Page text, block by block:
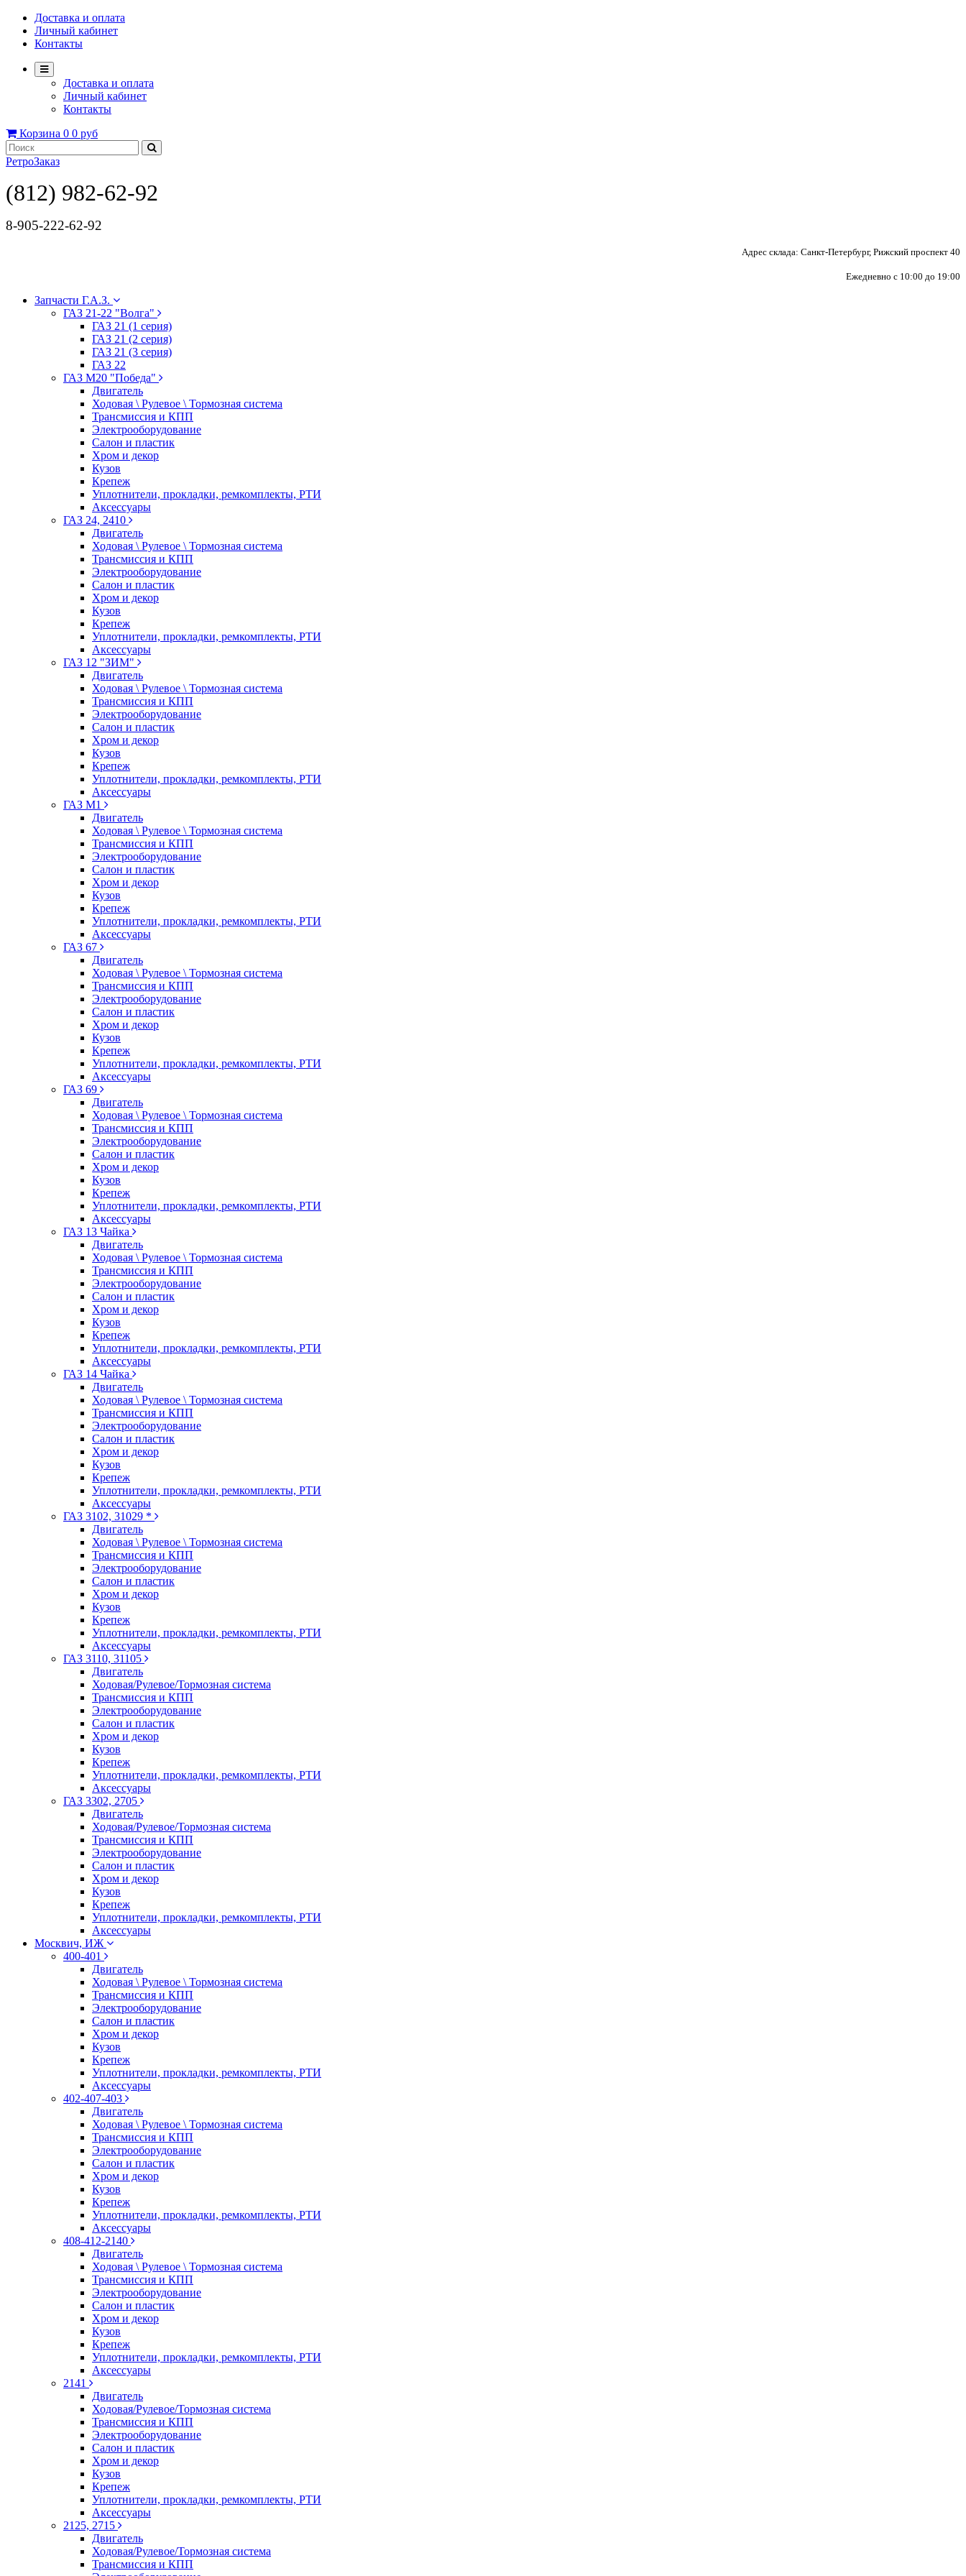
Доставка и оплата
Личный кабинет
Контакты
Доставка и оплата
Личный кабинет
Контакты
Корзина 0 0 руб
РетроЗаказ
(812) 982-62-92
8-905-222-62-92
Адрес склада: Санкт-Петербург, Рижский проспект 40
Ежедневно с 10:00 до 19:00
Запчасти Г.А.З.
ГАЗ 21-22 "Волга"
ГАЗ 21 (1 серия)
ГАЗ 21 (2 серия)
ГАЗ 21 (3 серия)
ГАЗ 22
ГАЗ М20 "Победа"
Двигатель
Ходовая \ Рулевое \ Тормозная система
Трансмиссия и КПП
Электрооборудование
Салон и пластик
Хром и декор
Кузов
Крепеж
Уплотнители, прокладки, ремкомплекты, РТИ
Аксессуары
ГАЗ 24, 2410
Двигатель
Ходовая \ Рулевое \ Тормозная система
Трансмиссия и КПП
Электрооборудование
Салон и пластик
Хром и декор
Кузов
Крепеж
Уплотнители, прокладки, ремкомплекты, РТИ
Аксессуары
ГАЗ 12 "ЗИМ"
Двигатель
Ходовая \ Рулевое \ Тормозная система
Трансмиссия и КПП
Электрооборудование
Салон и пластик
Хром и декор
Кузов
Крепеж
Уплотнители, прокладки, ремкомплекты, РТИ
Аксессуары
ГАЗ М1
Двигатель
Ходовая \ Рулевое \ Тормозная система
Трансмиссия и КПП
Электрооборудование
Салон и пластик
Хром и декор
Кузов
Крепеж
Уплотнители, прокладки, ремкомплекты, РТИ
Аксессуары
ГАЗ 67
Двигатель
Ходовая \ Рулевое \ Тормозная система
Трансмиссия и КПП
Электрооборудование
Салон и пластик
Хром и декор
Кузов
Крепеж
Уплотнители, прокладки, ремкомплекты, РТИ
Аксессуары
ГАЗ 69
Двигатель
Ходовая \ Рулевое \ Тормозная система
Трансмиссия и КПП
Электрооборудование
Салон и пластик
Хром и декор
Кузов
Крепеж
Уплотнители, прокладки, ремкомплекты, РТИ
Аксессуары
ГАЗ 13 Чайка
Двигатель
Ходовая \ Рулевое \ Тормозная система
Трансмиссия и КПП
Электрооборудование
Салон и пластик
Хром и декор
Кузов
Крепеж
Уплотнители, прокладки, ремкомплекты, РТИ
Аксессуары
ГАЗ 14 Чайка
Двигатель
Ходовая \ Рулевое \ Тормозная система
Трансмиссия и КПП
Электрооборудование
Салон и пластик
Хром и декор
Кузов
Крепеж
Уплотнители, прокладки, ремкомплекты, РТИ
Аксессуары
ГАЗ 3102, 31029 *
Двигатель
Ходовая \ Рулевое \ Тормозная система
Трансмиссия и КПП
Электрооборудование
Салон и пластик
Хром и декор
Кузов
Крепеж
Уплотнители, прокладки, ремкомплекты, РТИ
Аксессуары
ГАЗ 3110, 31105
Двигатель
Ходовая/Рулевое/Тормозная система
Трансмиссия и КПП
Электрооборудование
Салон и пластик
Хром и декор
Кузов
Крепеж
Уплотнители, прокладки, ремкомплекты, РТИ
Аксессуары
ГАЗ 3302, 2705
Двигатель
Ходовая/Рулевое/Тормозная система
Трансмиссия и КПП
Электрооборудование
Салон и пластик
Хром и декор
Кузов
Крепеж
Уплотнители, прокладки, ремкомплекты, РТИ
Аксессуары
Москвич, ИЖ
400-401
Двигатель
Ходовая \ Рулевое \ Тормозная система
Трансмиссия и КПП
Электрооборудование
Салон и пластик
Хром и декор
Кузов
Крепеж
Уплотнители, прокладки, ремкомплекты, РТИ
Аксессуары
402-407-403
Двигатель
Ходовая \ Рулевое \ Тормозная система
Трансмиссия и КПП
Электрооборудование
Салон и пластик
Хром и декор
Кузов
Крепеж
Уплотнители, прокладки, ремкомплекты, РТИ
Аксессуары
408-412-2140
Двигатель
Ходовая \ Рулевое \ Тормозная система
Трансмиссия и КПП
Электрооборудование
Салон и пластик
Хром и декор
Кузов
Крепеж
Уплотнители, прокладки, ремкомплекты, РТИ
Аксессуары
2141
Двигатель
Ходовая/Рулевое/Тормозная система
Трансмиссия и КПП
Электрооборудование
Салон и пластик
Хром и декор
Кузов
Крепеж
Уплотнители, прокладки, ремкомплекты, РТИ
Аксессуары
2125, 2715
Двигатель
Ходовая/Рулевое/Тормозная система
Трансмиссия и КПП